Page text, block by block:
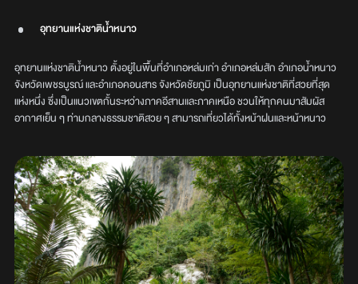
อุทยานแห่งชาติน้ำหนาว
อุทยานแห่งชาติน้ำหนาว ตั้งอยู่ในพื้นที่อำเภอหล่มเก่า อำเภอหล่มสัก อำเภอน้ำหนาว
จังหวัดเพชรบูรณ์ และอำเภอคอนสาร จังหวัดชัยภูมิ เป็นอุทยานแห่งชาติที่สวยที่สุด
แห่งหนึ่ง ซึ่งเป็นแนวเขตกั้นระหว่างภาคอีสานและภาคเหนือ ชวนให้ทุกคนมาสัมผัส
อากาศเย็น ๆ ท่ามกลางธรรมชาติสวย ๆ สามารถเที่ยวได้ทั้งหน้าฝนและหน้าหนาว